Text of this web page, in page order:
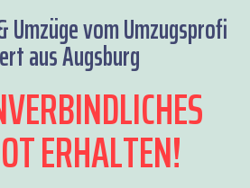
Umzüge vom Umzugsprofi
aus Augsburg
ERHALTEN!